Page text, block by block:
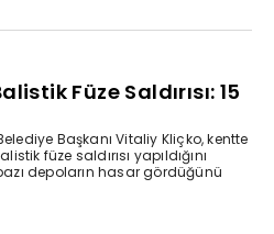
Füze Saldırısı: 15
Başkanı Vitaliy Kliçko, kentte
füze saldırısı yapıldığını
depoların hasar gördüğünü